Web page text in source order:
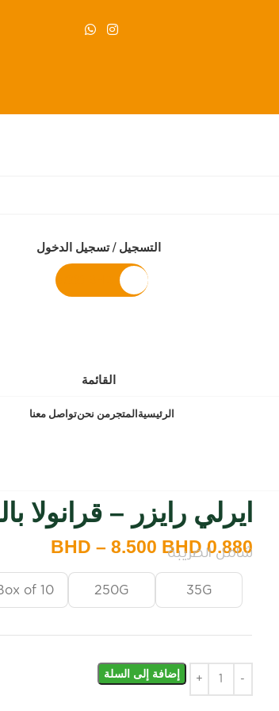
التسجيل / تسجيل الدخول
0.000
القائمة
الرئيسية المتجرمن نحنتواصل معنا
ايرلي رايزر – قرانولا
0.880
BHD – 8.500 BHD
شامل الضريبة
35G
250G
of 10
إضافة إلى السلة